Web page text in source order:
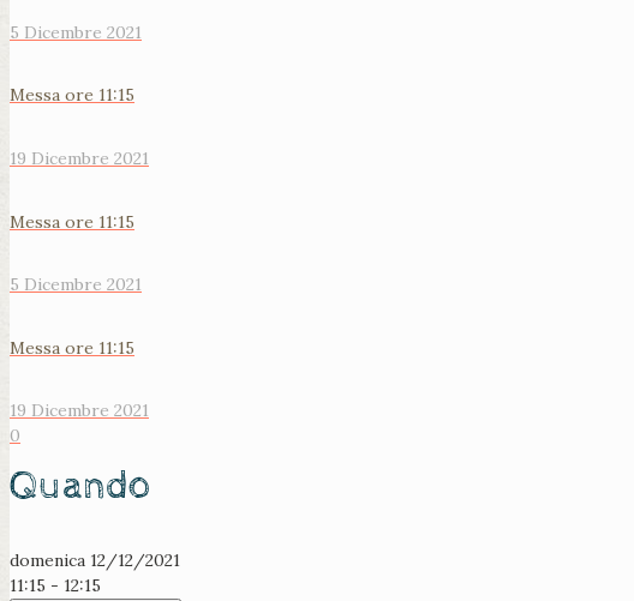
5 Dicembre 2021
Messa ore 11:15
19 Dicembre 2021
Messa ore 11:15
5 Dicembre 2021
Messa ore 11:15
19 Dicembre 2021
0
Quando
domenica 12/12/2021
11:15 - 12:15